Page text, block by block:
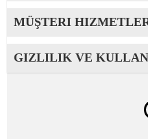
MÜŞTERI
GIZLILIK VE